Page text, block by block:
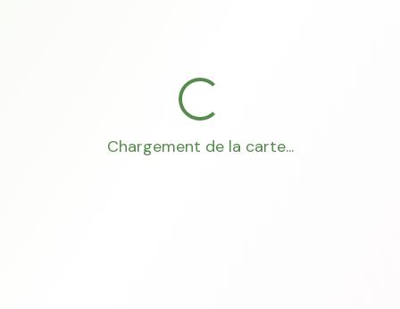
Chargement de la carte...